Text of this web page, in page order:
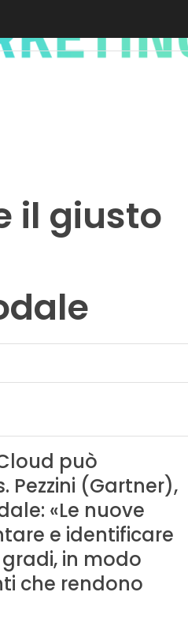
il giusto
può
Pezzini (Gartner),
«Le nuove
e identificare
in modo
che rendono